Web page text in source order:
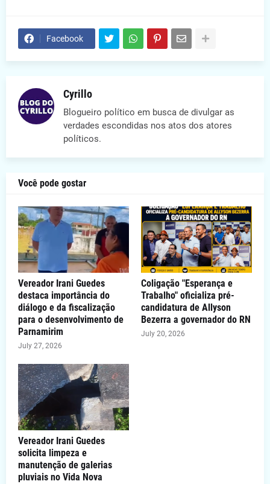
Facebook
Cyrillo
Blogueiro político em busca de divulgar as
verdades escondidas nos atos dos atores
políticos.
Você pode gostar
Vereador Irani Guedes
destaca importância do
diálogo e da fiscalização
para o desenvolvimento de
Parnamirim
July 27, 2026
Coligação "Esperança e
Trabalho" oficializa pré-
candidatura de Allyson
Bezerra a governador do RN
July 20, 2026
Vereador Irani Guedes
solicita limpeza e
manutenção de galerias
pluviais no Vida Nova